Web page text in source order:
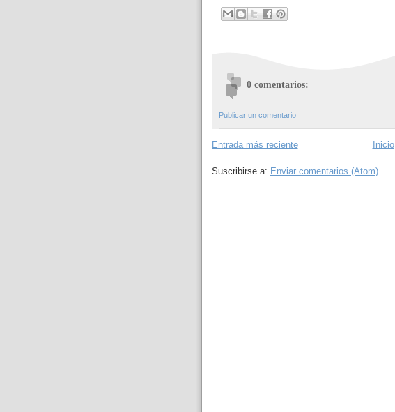
0 comentarios:
Publicar un comentario
Entrada más reciente Inicio
Suscribirse a: Enviar comentarios (Atom)